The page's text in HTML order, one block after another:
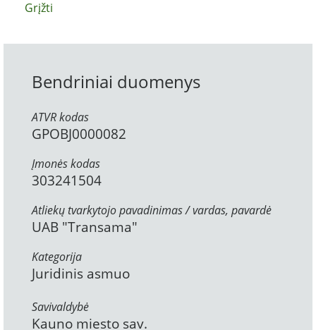
Grįžti
Bendriniai duomenys
ATVR kodas
GPOBJ0000082
Įmonės kodas
303241504
Atliekų tvarkytojo pavadinimas / vardas, pavardė
UAB "Transama"
Kategorija
Juridinis asmuo
Savivaldybė
Kauno miesto sav.